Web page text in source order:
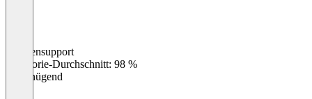
Kundensupport
Kategorie-Durchschnitt: 98 %
Ungenügend